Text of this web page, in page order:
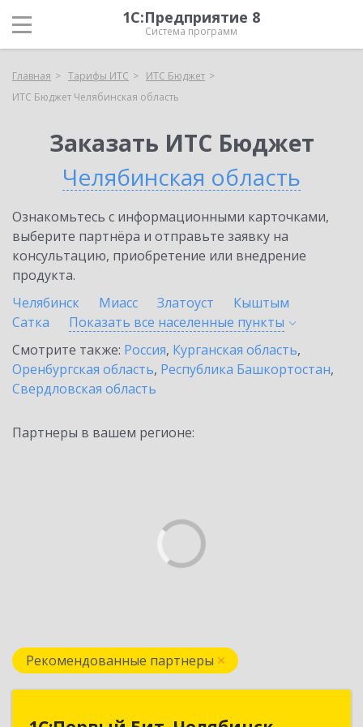
1С:Предприятие 8
Система программ
Главная Тарифы ИТС
ИТС Бюджет
ИТС Бюджет Челябинская область
Заказать ИТС Бюджет
Челябинская область
Ознакомьтесь с информационными карточками,
выберите партнёра и отправьте заявку на
консультацию, приобретение или внедрение
продукта.
Челябинск
Миасс Златоуст
Кыштым
Сатка
Показать все населенные пункты
Смотрите также: Россия, Курганская область,
Оренбургская область, Республика Башкортостан,
Свердловская область
Партнеры в вашем регионе:
Рекомендованные партнеры
1С:Первый Бит, Челябинск